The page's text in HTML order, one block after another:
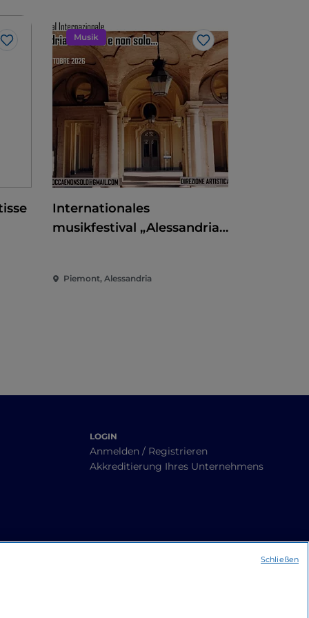
Like
Musik
Like
Internationales
musikfestival „Alessandria
Piemont, Alessandria
LOGIN
Anmelden / Registrieren
Akkreditierung Ihres Unternehmens
Schließen